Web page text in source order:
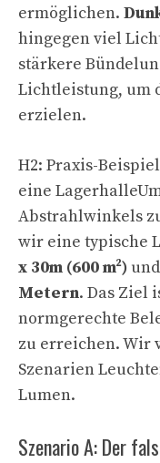
ermöglichen.
hingegen viel
stärkere
Lichtleistung, um
erzielen.
H2: Praxis-
eine
Abstrahlwinkels
wir eine typische
x 30m (600 m²)
Metern. Das Ziel
normgerechte
zu erreichen. Wir
Szenarien
Lumen.
Szenario A: Der